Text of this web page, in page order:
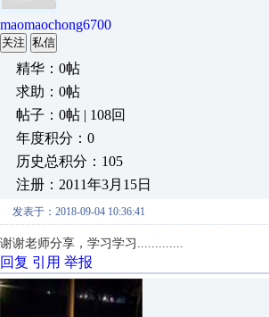
maomaochong6700
关注 私信
精华：0帖
求助：0帖
帖子：0帖 | 108回
年度积分：0
历史总积分：105
注册：2011年3月15日
发表于：2018-09-04 10:36:41
谢谢老师分享，学习学习.............
回复 引用 举报